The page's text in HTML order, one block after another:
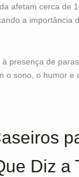
afetam cerca de
a importância
presença de
o sono, o humor e
Diz a